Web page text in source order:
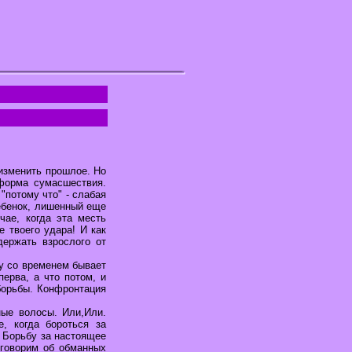
прошлое. Но
сумасшествия.
что" - слабая
лишенный еще
когда эта месть
твоего удара! И как
взрослого от
со временем бывает
а что потом, и
Конфронтация
волосы. Или,Или.
когда бороться за
за настоящее
об обманных